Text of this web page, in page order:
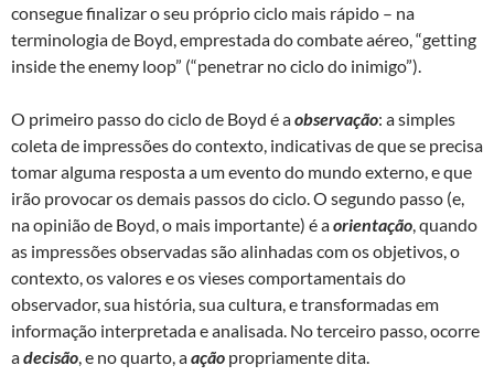
consegue finalizar o seu próprio ciclo mais rápido – na
terminologia de Boyd, emprestada do combate aéreo, “getting
inside the enemy loop” (“penetrar no ciclo do inimigo”).
O primeiro passo do ciclo de Boyd é aobservação: a simples
coleta de impressões do contexto, indicativas de que se precisa
tomar alguma resposta a um evento do mundo externo, e que
irão provocar os demais passos do ciclo. O segundo passo (e,
na opinião de Boyd, o mais importante) é aorientação, quando
as impressões observadas são alinhadas com os objetivos, o
contexto, os valores e os vieses comportamentais do
observador, sua história, sua cultura, e transformadas em
informação interpretada e analisada. No terceiro passo, ocorre
adecisão, e no quarto, aação propriamente dita.